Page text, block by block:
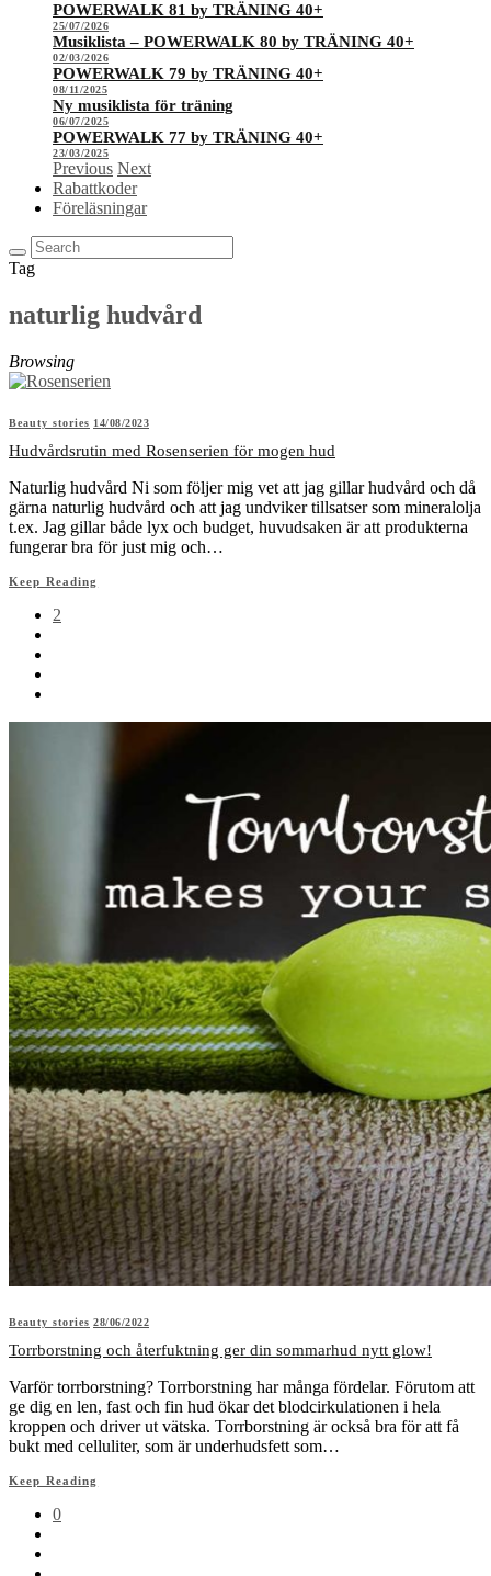
POWERWALK 81 by TRÄNING 40+
25/07/2026
Musiklista – POWERWALK 80 by TRÄNING 40+
02/03/2026
POWERWALK 79 by TRÄNING 40+
08/11/2025
Ny musiklista för träning
06/07/2025
POWERWALK 77 by TRÄNING 40+
23/03/2025
Previous Next
Rabattkoder
Föreläsningar
Tag
naturlig hudvård
Browsing
Beauty stories 14/08/2023
Hudvårdsrutin med Rosenserien för mogen hud
Naturlig hudvård Ni som följer mig vet att jag gillar hudvård och då
gärna naturlig hudvård och att jag undviker tillsatser som mineralolja
t.ex. Jag gillar både lyx och budget, huvudsaken är att produkterna
fungerar bra för just mig och…
Keep Reading
2
Beauty stories 28/06/2022
Torrborstning och återfuktning ger din sommarhud nytt glow!
Varför torrborstning? Torrborstning har många fördelar. Förutom att
ge dig en len, fast och fin hud ökar det blodcirkulationen i hela
kroppen och driver ut vätska. Torrborstning är också bra för att få
bukt med celluliter, som är underhudsfett som…
Keep Reading
0